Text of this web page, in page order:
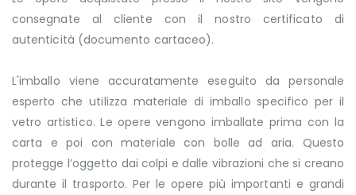
consegnate al cliente con il nostro certificato di
autenticità (documento cartaceo).
L'imballo viene accuratamente eseguito da personale
esperto che utilizza materiale di imballo specifico per il
vetro artistico. Le opere vengono imballate prima con la
carta e poi con materiale con bolle ad aria. Questo
protegge l’oggetto dai colpi e dalle vibrazioni che si creano
durante il trasporto. Per le opere più importanti e grandi